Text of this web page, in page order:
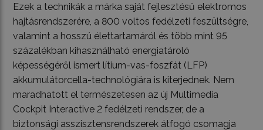
Ezek a technikák a márka saját fejlesztésű elektromos
hajtásrendszerére, a 800 voltos fedélzeti feszültségre,
valamint a hosszú élettartamáról és több mint 95
százalékban kihasználható energiatároló
képességéről ismert lítium-vas-foszfát (LFP)
akkumulátorcella-technológiára is kiterjednek. Nem
maradhatott el természetesen az új Multimedia
Cockpit Interactive 2 fedélzeti rendszer, de a
biztonsági asszisztensrendszerek átfogó csomagja